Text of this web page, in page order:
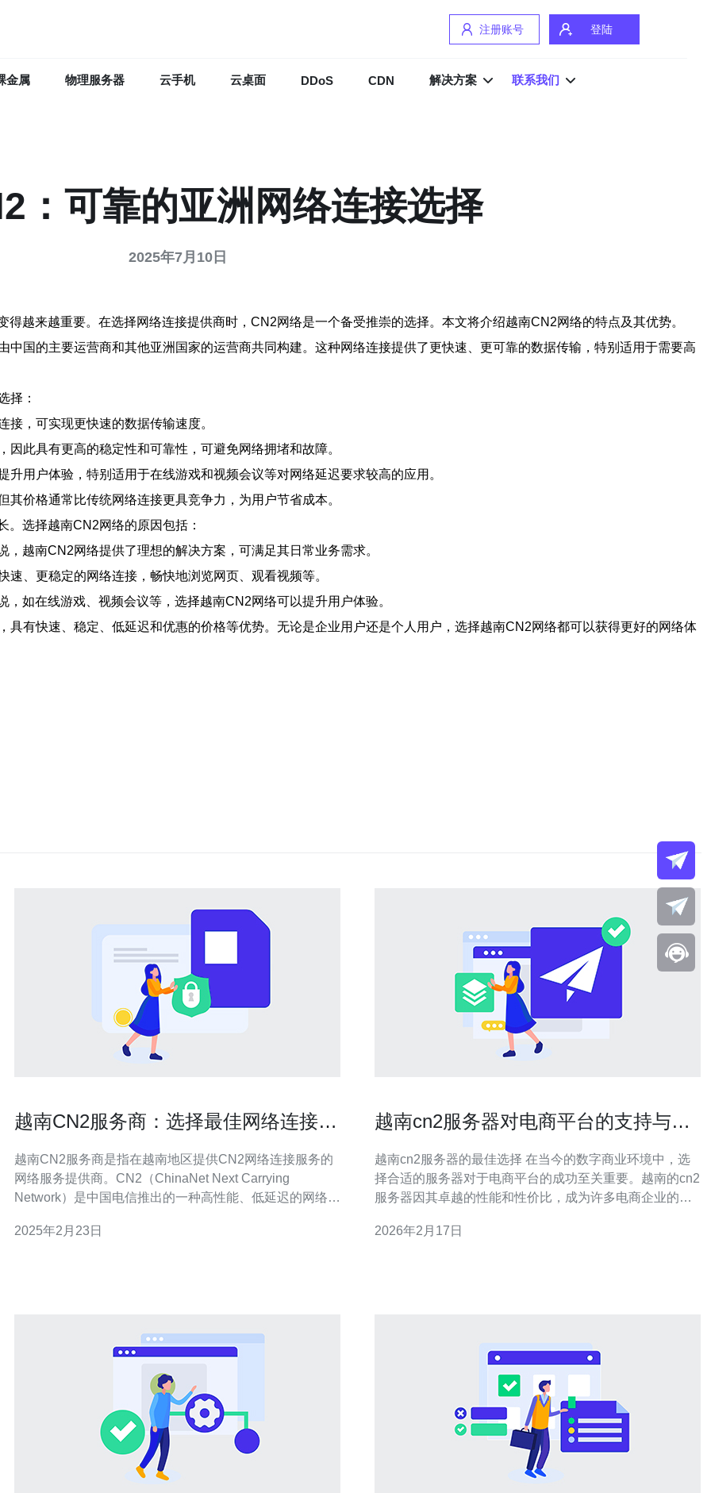
注册账号 登陆
金属 物理服务器 云手机 云桌面 DDoS CDN 解决方案 联系我们
：可靠的亚洲网络连接选择
2025年7月10日
越来越重要。在选择网络连接提供商时，CN2网络是一个备受推崇的选择。本文将介绍越南CN2网络的特点及其优势。
国的主要运营商和其他亚洲国家的运营商共同构建。这种网络连接提供了更快速、更可靠的数据传输，特别适用于需要高
择：
，可实现更快速的数据传输速度。
此具有更高的稳定性和可靠性，可避免网络拥堵和故障。
用户体验，特别适用于在线游戏和视频会议等对网络延迟要求较高的应用。
价格通常比传统网络连接更具竞争力，为用户节省成本。
选择越南CN2网络的原因包括：
越南CN2网络提供了理想的解决方案，可满足其日常业务需求。
、更稳定的网络连接，畅快地浏览网页、观看视频等。
如在线游戏、视频会议等，选择越南CN2网络可以提升用户体验。
有快速、稳定、低延迟和优惠的价格等优势。无论是企业用户还是个人用户，选择越南CN2网络都可以获得更好的网络体
越南CN2服务商：选择最佳网络连接的
越南CN2服务商是指在越南地区提供CN2网络连接服务的
网络服务提供商。CN2（ChinaNet Next Carrying
Network）是中国电信推出的一种高性能、低延迟的网络连
速的网络连接，从而提高网络性能和用户体验。 选择越南
2025年2月23日
越南cn2服务器对电商平台的支持与优
越南cn2服务器的最佳选择 在当今的数字商业环境中，选
择合适的服务器对于电商平台的成功至关重要。越南的cn2
服务器因其卓越的性能和性价比，成为许多电商企业的最
站的访问体验，帮助企业更好地吸引并留住客户。无论是
2026年2月17日